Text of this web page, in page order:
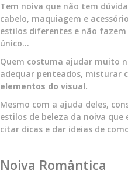
Tem noiva que não tem
cabelo, maquiagem e
estilos diferentes e não
único…
Quem costuma ajudar muito
adequar penteados, misturar
elementos do visual.
Mesmo com a ajuda deles,
estilos de beleza da noiva
citar dicas e dar ideias de
Noiva Romântica